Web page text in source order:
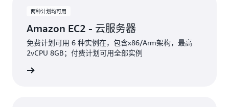
两种计划均可用
Amazon EC2 - 云服务器
免费计划可用 6 种实例在，包含x86/Arm架构，最高
2vCPU 8GB；付费计划可用全部实例